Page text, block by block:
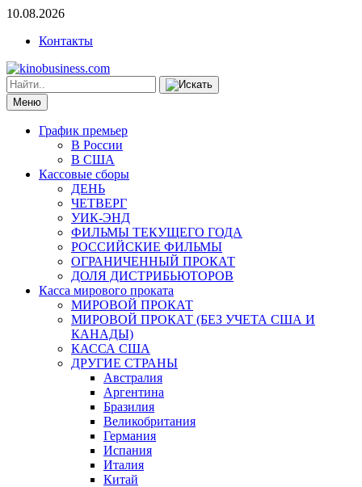
10.08.2026
Контакты
Меню
График премьер
В России
В США
Кассовые сборы
ДЕНЬ
ЧЕТВЕРГ
УИК-ЭНД
ФИЛЬМЫ ТЕКУЩЕГО ГОДА
РОССИЙСКИЕ ФИЛЬМЫ
ОГРАНИЧЕННЫЙ ПРОКАТ
ДОЛЯ ДИСТРИБЬЮТОРОВ
Касса мирового проката
МИРОВОЙ ПРОКАТ
МИРОВОЙ ПРОКАТ (БЕЗ УЧЕТА США И
КАНАДЫ)
КАССА США
ДРУГИЕ СТРАНЫ
Австралия
Аргентина
Бразилия
Великобритания
Германия
Испания
Италия
Китай